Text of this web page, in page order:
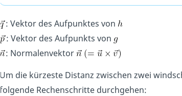
: Vektor des Aufpunktes von
: Vektor des Aufpunkts von
: Normalenvektor
Um die kürzeste Distanz zwischen zwei
folgende Rechenschritte durchgehen: